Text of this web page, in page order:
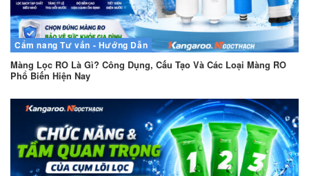
Cẩm nang Tư vấn - Hướng Dẫn
Màng Lọc RO Là Gì? Công Dụng, Cấu Tạo Và Các Loại Màng RO
Phổ Biến Hiện Nay